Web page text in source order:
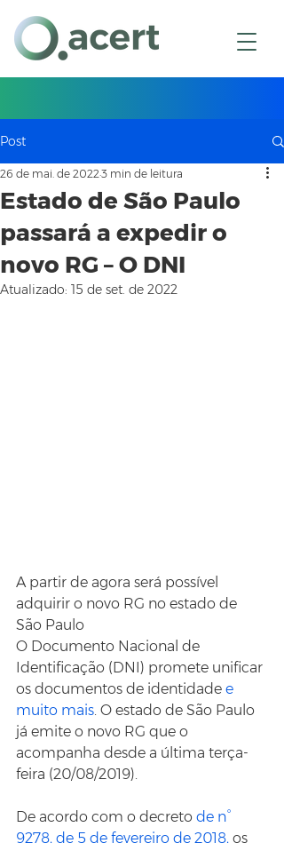
Post
Estado de São Paulo
passará a expedir o
novo RG – O DNI
26 de mai. de 20223 min de leitura
Atualizado: 15 de set. de 2022
A partir de agora será possível
adquirir o novo RG no estado de
São Paulo
O Documento Nacional de
Identificação (DNI) promete unificar
os documentos de identidade e
muito mais . O estado de São Paulo
já emite o novo RG que o
acompanha desde a última terça-
feira (20/08/2019).
De acordo com o decreto de n°
9278, de 5 de fevereiro de 2018, os